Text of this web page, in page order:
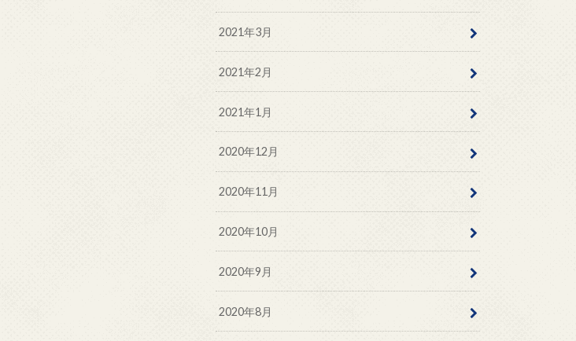
2021年3月
2021年2月
2021年1月
2020年12月
2020年11月
2020年10月
2020年9月
2020年8月